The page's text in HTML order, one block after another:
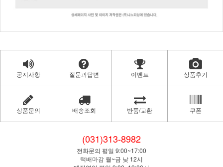
공지사항 질문과답변 이벤트 상품후기
상품문의 배송조회 반품/교환 쿠폰
(031)313-8982
전화문의 평일 9:00~17:00
택배마감 월~금 낮 12시